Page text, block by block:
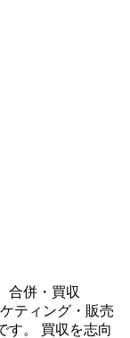
合併・買収
ティング・販売
す。 買収を志向